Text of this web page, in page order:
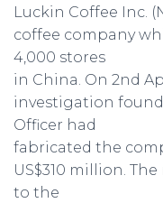
Luckin Coffee Inc.
coffee company
4,000 stores
in China. On 2nd
investigation
Officer had
fabricated the
US$310 million.
to the